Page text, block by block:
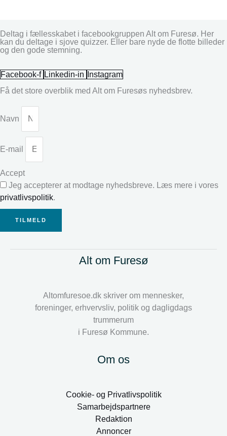
Deltag i fællesskabet i facebookgruppen Alt om Furesø. Her
kan du deltage i sjove quizzer. Eller bare nyde de flotte billeder
og den gode stemning.
Facebook-f Linkedin-in
Instagram
Få det store overblik med Alt om Furesøs nyhedsbrev.
Navn
E-mail
Accept
Jeg accepterer at modtage nyhedsbreve. Læs mere i vores
privatlivspolitik.
TILMELD
Alt om Furesø
Altomfuresoe.dk skriver om mennesker,
foreninger, erhvervsliv, politik og dagligdags
trummerum
i Furesø Kommune.
Om os
Cookie- og Privatlivspolitik
Samarbejdspartnere
Redaktion
Annoncer